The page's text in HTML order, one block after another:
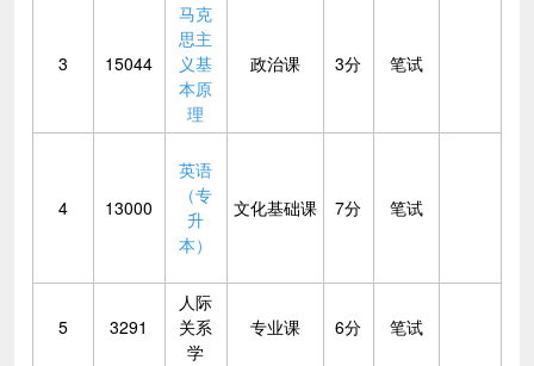
3 15044
马克
思主
义基
本原
理
政治课 3分 笔试
4 13000
英语
（专
升
本）
文化基础课 7分 笔试
5 3291
人际
关系
学
专业课 6分 笔试